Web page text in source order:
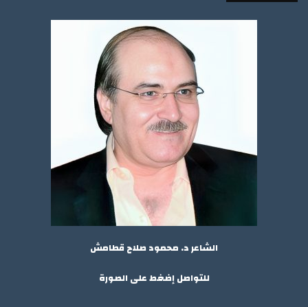
الشاعر د. محمود صلاح قطامش
للتواصل إضغط على الصورة